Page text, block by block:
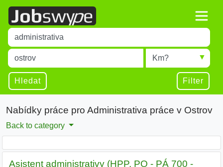
Title
Type 1 or more characters for results.
Místo
Type 1 or more characters for results.
Radius
Hledat Filter
Nabídky práce pro Administrativa práce v Ostrov
Back to category
Asistent administrativy (HPP, PO - PÁ 700 -